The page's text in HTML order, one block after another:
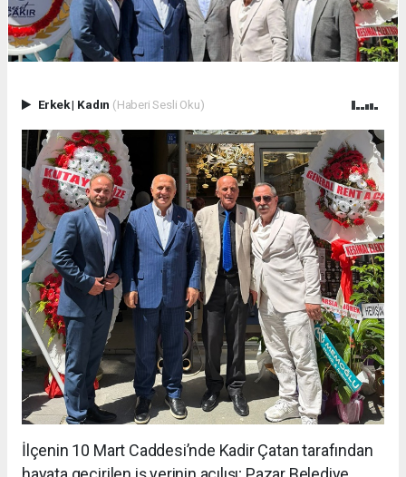
Erkek| Kadın (Haberi Sesli Oku)
İlçenin 10 Mart Caddesi’nde Kadir Çatan tarafından